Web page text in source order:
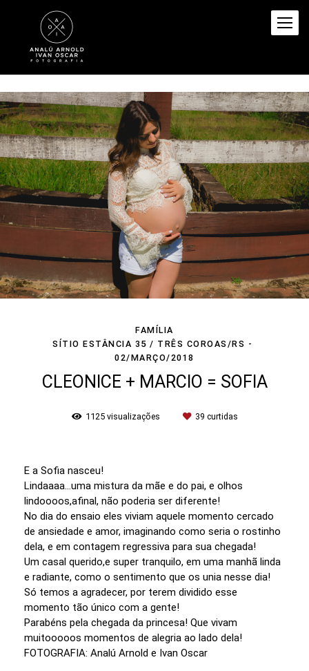
FAMÍLIA
SÍTIO ESTÂNCIA 35 / TRÊS COROAS/RS
02/MARÇO/2018
CLEONICE + MARCIO = SOFIA
1125visualizações 39 curtidas
E a Sofia nasceu!
Lindaaaa...uma mistura da mãe e do pai, e olhos
lindoooos,afinal, não poderia ser diferente!
No dia do ensaio eles viviam aquele momento cercado
de ansiedade e amor, imaginando como seria o rostinho
dela, e em contagem regressiva para sua chegada!
Um casal querido,e super tranquilo, em uma manhã linda
e radiante, como o sentimento que os unia nesse dia!
Só temos a agradecer, por terem dividido esse
momento tão único com a gente!
Parabéns pela chegada da princesa! Que vivam
muitooooos momentos de alegria ao lado dela!
FOTOGRAFIA: Analú Arnold e Ivan Oscar